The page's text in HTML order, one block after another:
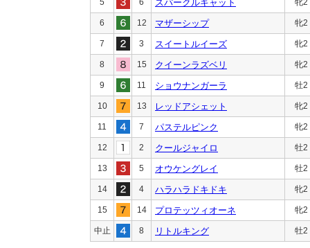
5 6 スパークルキャット 牝2
6 12 マザーシップ 牝2
7 3 スイートルイーズ 牝2
8 15 クイーンラズベリ 牝2
9 11 ショウナンガーラ 牡2
10 13 レッドアシェット 牝2
11 7 パステルピンク 牝2
12 2 クールジャイロ 牡2
13 5 オウケングレイ 牡2
14 4 ハラハラドキドキ 牝2
15 14 プロテッツィオーネ 牝2
中止 8 リトルキング 牡2